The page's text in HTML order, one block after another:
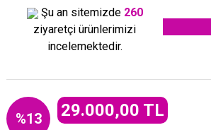
Şu an sitemizde 260
ziyaretçi ürünlerimizi
incelemektedir.
%13 29.000,00 TL